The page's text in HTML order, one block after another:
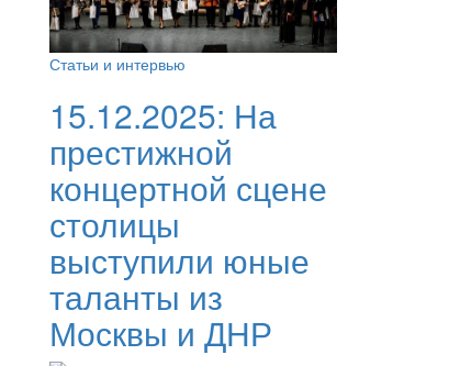
Статьи и интервью
15.12.2025: На
престижной
концертной сцене
столицы
выступили юные
таланты из
Москвы и ДНР